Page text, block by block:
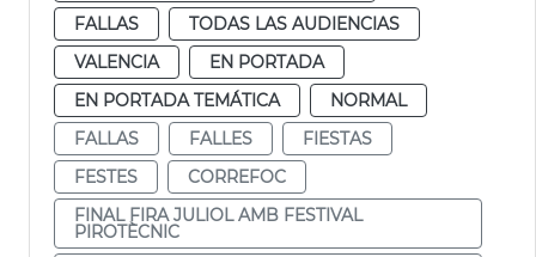
FALLAS
TODAS LAS AUDIENCIAS
VALENCIA
EN PORTADA
EN PORTADA TEMÁTICA
NORMAL
FALLAS
FALLES
FIESTAS
FESTES
CORREFOC
FINAL FIRA JULIOL AMB FESTIVAL
PIROTÈCNIC